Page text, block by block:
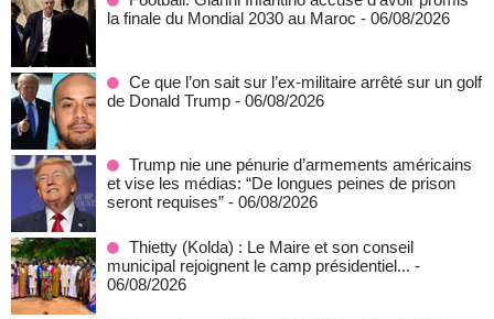
la finale du Mondial 2030 au Maroc - 06/08/2026
Ce que l’on sait sur l’ex-militaire arrêté sur un golf
de Donald Trump - 06/08/2026
Trump nie une pénurie d’armements américains
et vise les médias: “De longues peines de prison
seront requises” - 06/08/2026
‎Thietty (Kolda) : Le Maire et son conseil
municipal rejoignent le camp présidentiel... -
06/08/2026